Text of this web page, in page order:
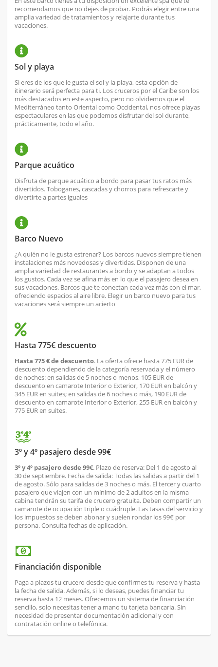
recomendamos que no dejes de probar. Podrás elegir entre una
amplia variedad de tratamientos y relajarte durante tus
vacaciones.
Sol y playa
Si eres de los que le gusta el sol y la playa, esta opción de
itinerario será perfecta para ti. Los cruceros por el Caribe son los
más destacados en este aspecto, pero no olvidemos que el
Mediterráneo tanto Oriental como Occidental, nos ofrece playas
espectaculares en las que podemos disfrutar del sol durante,
prácticamente, todo el año.
Parque acuático
Disfruta de parque acuático a bordo para pasar tus ratos más
divertidos. Toboganes, cascadas y chorros para refrescarte y
divertirte a partes iguales
Barco Nuevo
¿A quién no le gusta estrenar? Los barcos nuevos siempre tienen
instalaciones más novedosas y divertidas. Disponen de una
amplia variedad de restaurantes a bordo y se adaptan a todos
los gustos. Cada vez se afina más en lo que el pasajero desea en
sus vacaciones. Barcos que te conectan cada vez más con el mar,
ofreciendo espacios al aire libre. Elegir un barco nuevo para tus
vacaciones será siempre un acierto
Hasta 775€ descuento
Hasta 775 € de descuento. La oferta ofrece hasta 775 EUR de
descuento dependiendo de la categoría reservada y el número
de noches: en salidas de 5 noches o menos, 105 EUR de
descuento en camarote Interior o Exterior, 170 EUR en balcón y
345 EUR en suites; en salidas de 6 noches o más, 190 EUR de
descuento en camarote Interior o Exterior, 255 EUR en balcón y
775 EUR en suites.
3º y 4º pasajero desde 99€
3º y 4º pasajero desde 99€. Plazo de reserva: Del 1 de agosto al
30 de septiembre. Fecha de salida: Todas las salidas a partir del 1
de agosto. Sólo para salidas de 3 noches o más. El tercer y cuarto
pasajero que viajen con un mínimo de 2 adultos en la misma
cabina tendrán su tarifa de crucero gratuita. Deben compartir un
camarote de ocupación triple o cuádruple. Las tasas del servicio y
los impuestos se deben abonar y suelen rondar los 99€ por
persona. Consulta fechas de aplicación.
Financiación disponible
Paga a plazos tu crucero desde que confirmes tu reserva y hasta
la fecha de salida. Además, si lo deseas, puedes financiar tu
reserva hasta 12 meses. Ofrecemos un sistema de financiación
sencillo, solo necesitas tener a mano tu tarjeta bancaria. Sin
necesidad de presentar documentación adicional y con
contratación online o telefónica.